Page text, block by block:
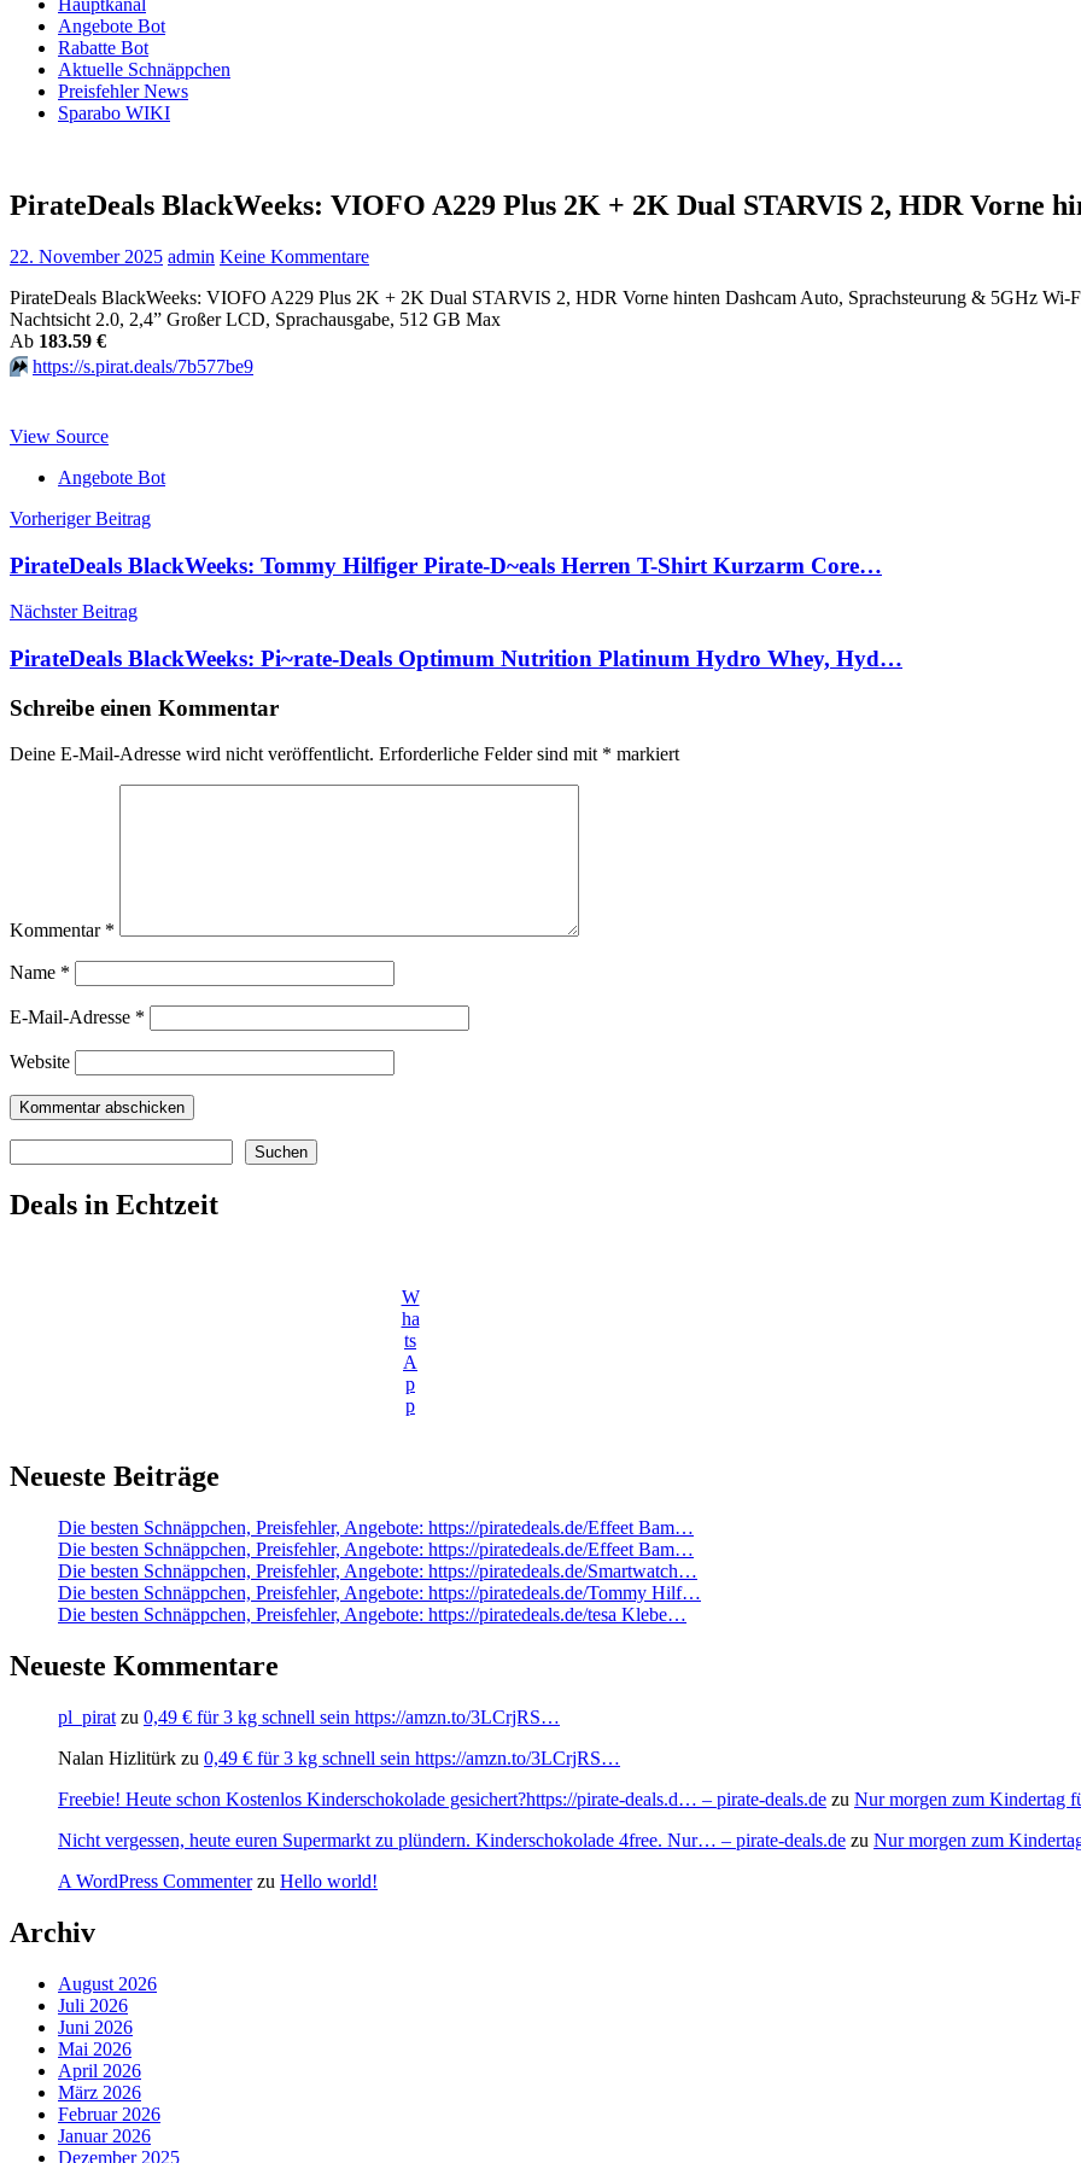
Hauptkanal
Angebote Bot
Rabatte Bot
Aktuelle Schnäppchen
Preisfehler News
Sparabo WIKI
PirateDeals BlackWeeks: VIOFO A229 Plus 2K + 2K Dual STARVIS 2, HDR Vorne
22. November 2025 admin Keine Kommentare
PirateDeals BlackWeeks: VIOFO A229 Plus 2K + 2K Dual STARVIS 2, HDR Vorne hinten Dashcam Auto, Sprachsteurung & 5GHz Wi-
Nachtsicht 2.0, 2,4” Großer LCD, Sprachausgabe, 512 GB Max
Аb 183.59 €
⏩️ https://s.pirat.deals/7b577be9
View Source
Angebote Bot
Beitragsnavigation
Vorheriger Beitrag
PirateDeals BlackWeeks: Tommy Hilfiger Pirate-D~eals Herren T-Shirt Kurzarm Core…
Nächster Beitrag
PirateDeals BlackWeeks: Pi~rate-Deals Optimum Nutrition Platinum Hydro Whey, Hyd…
Schreibe einen Kommentar
Deine E-Mail-Adresse wird nicht veröffentlicht. Erforderliche Felder sind mit * markiert
Kommentar *
Name *
E-Mail-Adresse *
Website
Suchen
Deals in Echtzeit
W
ha
ts
A
p
p
Neueste Beiträge
Die besten Schnäppchen, Preisfehler, Angebote: https://piratedeals.de/Effeet Bam…
Die besten Schnäppchen, Preisfehler, Angebote: https://piratedeals.de/Effeet Bam…
Die besten Schnäppchen, Preisfehler, Angebote: https://piratedeals.de/Smartwatch…
Die besten Schnäppchen, Preisfehler, Angebote: https://piratedeals.de/Tommy Hilf…
Die besten Schnäppchen, Preisfehler, Angebote: https://piratedeals.de/tesa Klebe…
Neueste Kommentare
pl_pirat zu 0,49 € für 3 kg schnell sein https://amzn.to/3LCrjRS…
Nalan Hizlitürk zu 0,49 € für 3 kg schnell sein https://amzn.to/3LCrjRS…
Freebie! Heute schon Kostenlos Kinderschokolade gesichert?https://pirate-deals.d… – pirate-deals.de zu Nur morgen zum Kindertag
Nicht vergessen, heute euren Supermarkt zu plündern. Kinderschokolade 4free. Nur… – pirate-deals.de zu Nur morgen zum
A WordPress Commenterzu Hello world!
Archiv
August 2026
Juli 2026
Juni 2026
Mai 2026
April 2026
März 2026
Februar 2026
Januar 2026
Dezember 2025